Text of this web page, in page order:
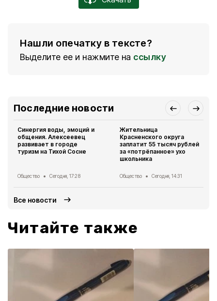
Нашли опечатку в тексте?
Выделите ее и нажмите на ссылку
Последние новости
Синергия воды, эмоций и
общения. Алексеевец
развивает в городе
туризм на Тихой Сосне
Общество Сегодня, 17:28
Жительница
Красненского округа
заплатит 55 тысяч рублей
за «потрёпанное» ухо
школьника
Общество Сегодня, 14:31
Все новости
Читайте также